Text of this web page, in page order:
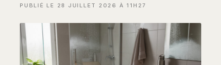
PUBLIÉ LE 28 JUILLET 2026 À 11H27